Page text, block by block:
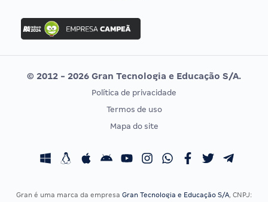
Concurso Ibama
Concurso MPU
Editais publicados
Vunesp
CONCURSOS POR PROFISSÃO
Concursos Fiscais
EXAME DE ORDEM
Calendário OAB
© 2012 - 2026 Gran Tecnologia e Educação S/A.
Política de privacidade
Termos de uso
Mapa do site
Gran é uma marca da empresa Gran Tecnologia e Educação S/A, CNPJ: